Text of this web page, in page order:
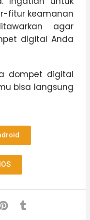
fitur keamanan
agar
digital Anda
dompet digital
bisa langsung